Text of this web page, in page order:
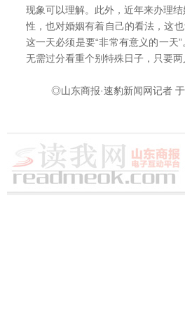
现象可以理解。此外，近年来办理
性，也对婚姻有着自己的看法，这
这一天必须是要“非常有意义的一天
无需过分看重个别特殊日子，只要
◎山东商报·速豹新闻网记者 于